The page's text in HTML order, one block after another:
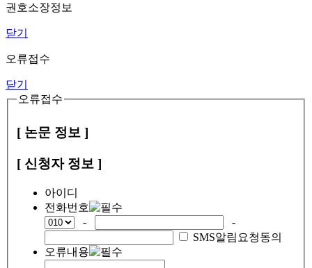
권호소장정보
닫기
오류접수
닫기
오류접수
[ 논문 정보 ]
[ 신청자 정보 ]
아이디
전화번호
-
-
SMS알림요청동의
오류내용